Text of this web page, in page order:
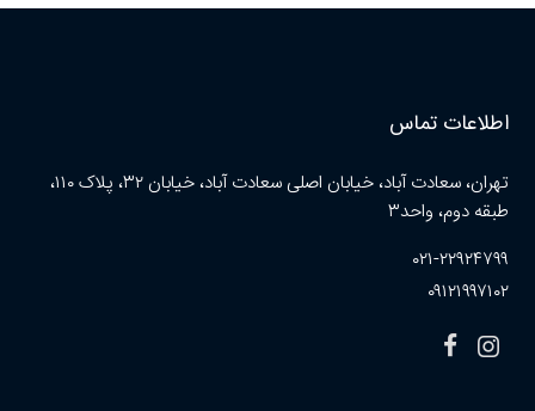
اطلاعات تماس
تهران، سعادت آباد، خیابان اصلی سعادت آباد، خیابان ۳۲، پلاک ۱۱۰،
طبقه دوم، واحد۳
۰۲۱-۲۲۹۲۴۷۹۹
۰۹۱۲۱۹۹۷۱۰۲